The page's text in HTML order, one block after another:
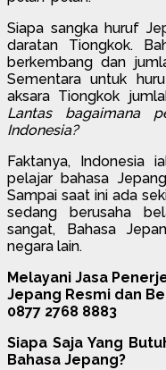
Siapa sangka huruf
daratan Tiongkok.
berkembang dan
Sementara untuk
aksara Tiongkok
Lantas bagaimana
Indonesia?
Faktanya, Indonesia
pelajar bahasa
Sampai saat ini ada
sedang berusaha
sangat, Bahasa
negara lain.
Melayani Jasa
Jepang Resmi dan
0877 2768 8883
Siapa Saja Yang
Bahasa Jepang?